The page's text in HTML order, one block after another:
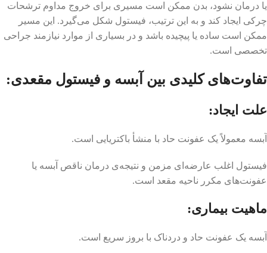
یا درمان نشود، بدن ممکن است مسیری برای خروج مداوم ترشحات
چرکی ایجاد کند و به این ترتیب، فیستول شکل می‌گیرد. این مسیر
ممکن است ساده یا پیچیده باشد و در بسیاری از موارد نیازمند جراحی
تخصصی است.
تفاوت‌های کلیدی بین آبسه و فیستول مقعدی:
علت ایجاد:
آبسه معمولاً یک عفونت حاد با منشأ باکتریایی است.
فیستول اغلب عارضه‌ای مزمن و نتیجه‌ی درمان ناقص آبسه یا
عفونت‌های مکرر ناحیه مقعد است.
ماهیت بیماری:
آبسه یک عفونت حاد و دردناک با بروز سریع است.